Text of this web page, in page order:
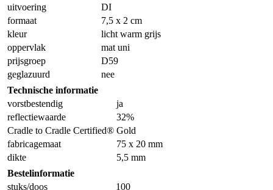
uitvoering
DI
formaat
7,5 x 2 cm
kleur
licht warm grijs
oppervlak
mat uni
prijsgroep
D59
geglazuurd
nee
Technische informatie
vorstbestendig
ja
reflectiewaarde
32%
Cradle to Cradle Certified® Gold
fabricagemaat
75 x 20 mm
dikte
5,5 mm
Bestelinformatie
stuks/doos
100